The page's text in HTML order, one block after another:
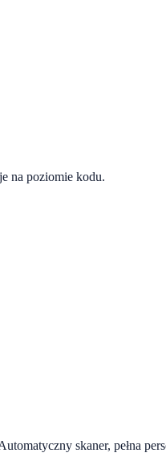
na poziomie kodu.
skaner, pełna